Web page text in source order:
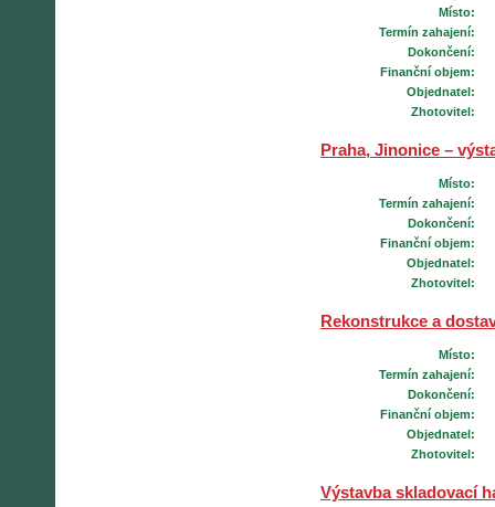
Místo:
Termín zahajení:
Dokončení:
Finanční objem:
Objednatel:
Zhotovitel:
Praha, Jinonice –
Místo:
Termín zahajení:
Dokončení:
Finanční objem:
Objednatel:
Zhotovitel:
Rekonstrukce a
Místo:
Termín zahajení:
Dokončení:
Finanční objem:
Objednatel:
Zhotovitel:
Výstavba skladovací